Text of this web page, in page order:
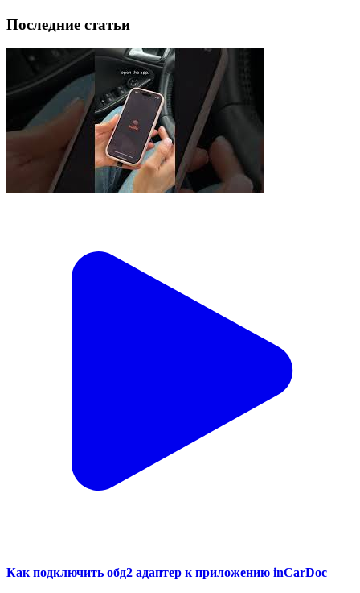
Последние статьи
Как подключить обд2 адаптер к приложению inCarDoc